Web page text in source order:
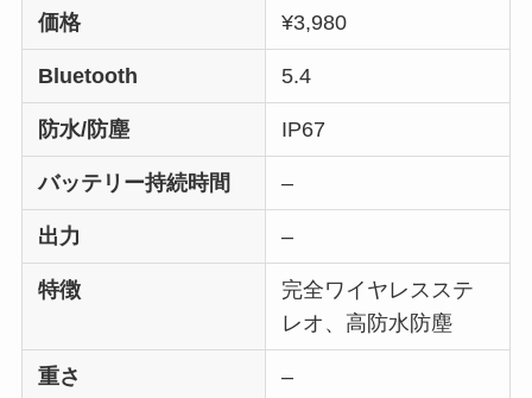
価格 ¥3,980
Bluetooth 5.4
防水/防塵 IP67
バッテリー持続時間 –
出力 –
特徴
完全ワイヤレスステ
レオ、高防水防塵
重さ –